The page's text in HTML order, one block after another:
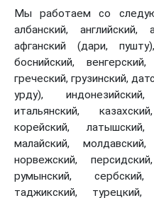
Мы работаем со
албанский, английский,
афганский (дари,
боснийский,
греческий, грузинский,
урду),
итальянский,
корейский,
малайский,
норвежский,
румынский,
таджикский, турецкий,